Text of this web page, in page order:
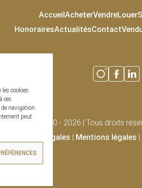
cookies
ces
navigation
peut
Accueil AcheterVendreLouer
HonorairesActualitésContact
© 2020 - 2026 | Tous droits
Infos légales
Mentions légales